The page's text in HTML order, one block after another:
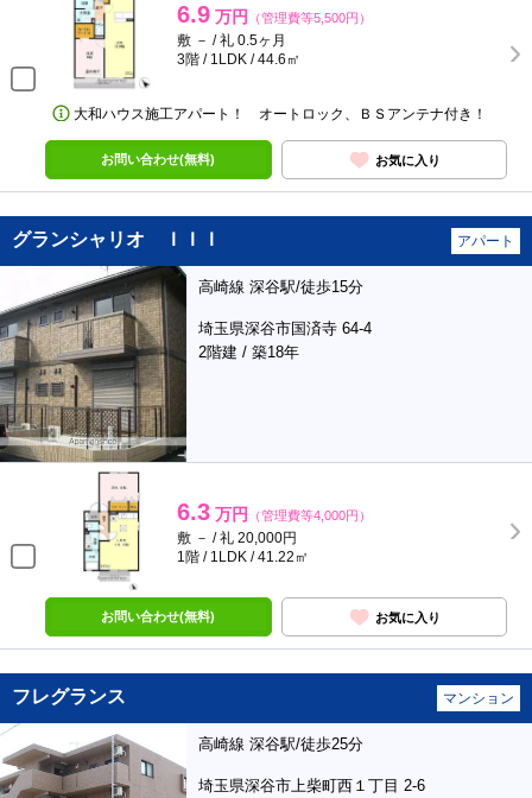
6.9 万円 （管理費等5,500円）
敷 － / 礼 0.5ヶ月
3階 / 1LDK / 44.6㎡
大和ハウス施工アパート！ オートロック、ＢＳアンテナ付き！
お問い合わせ(無料) お気に入り
グランシャリオ ＩＩＩ アパート
高崎線 深谷駅/徒歩15分
埼玉県深谷市国済寺 64-4
2階建 / 築18年
6.3 万円 （管理費等4,000円）
敷 － / 礼 20,000円
1階 / 1LDK / 41.22㎡
お問い合わせ(無料) お気に入り
フレグランス マンション
高崎線 深谷駅/徒歩25分
埼玉県深谷市上柴町西１丁目 2-6